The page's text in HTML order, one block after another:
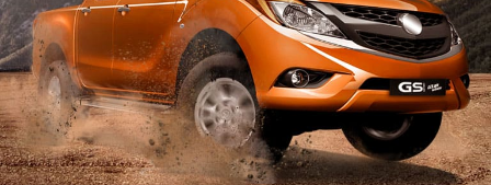
DEALERS
NEWS
CAREER
CONTACT